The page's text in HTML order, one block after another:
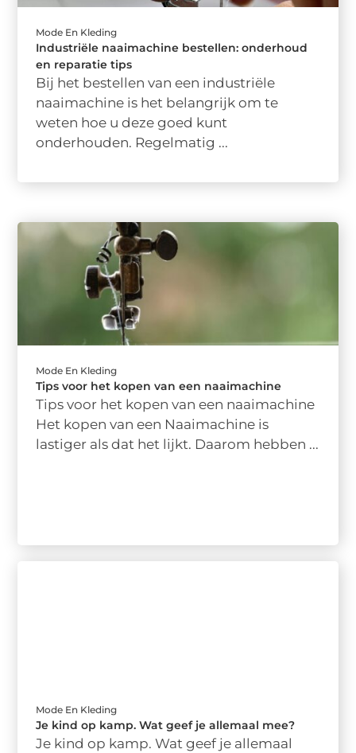
Mode En Kleding
Industriële naaimachine bestellen: onderhoud
en reparatie tips
Bij het bestellen van een industriële
naaimachine is het belangrijk om te
weten hoe u deze goed kunt
onderhouden. Regelmatig ...
Mode En Kleding
Tips voor het kopen van een naaimachine
Tips voor het kopen van een naaimachine
Het kopen van een Naaimachine is
lastiger als dat het lijkt. Daarom hebben ...
Mode En Kleding
Je kind op kamp. Wat geef je allemaal mee?
Je kind op kamp. Wat geef je allemaal